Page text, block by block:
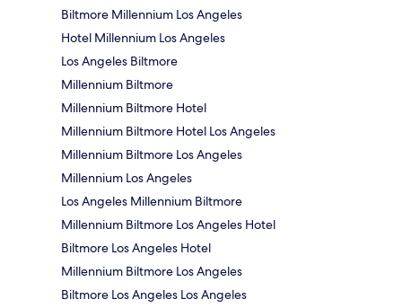
Biltmore Millennium Los Angeles
Hotel Millennium Los Angeles
Los Angeles Biltmore
Millennium Biltmore
Millennium Biltmore Hotel
Millennium Biltmore Hotel Los Angeles
Millennium Biltmore Los Angeles
Millennium Los Angeles
Los Angeles Millennium Biltmore
Millennium Biltmore Los Angeles Hotel
Biltmore Los Angeles Hotel
Millennium Biltmore Los Angeles
Biltmore Los Angeles Los Angeles